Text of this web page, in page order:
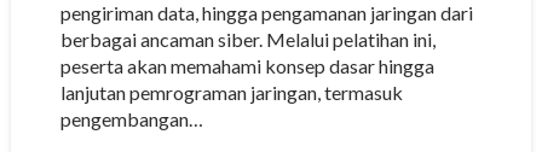
pengiriman data, hingga pengamanan jaringan dari
berbagai ancaman siber. Melalui pelatihan ini,
peserta akan memahami konsep dasar hingga
lanjutan pemrograman jaringan, termasuk
pengembangan…